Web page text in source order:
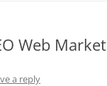
Web
a reply